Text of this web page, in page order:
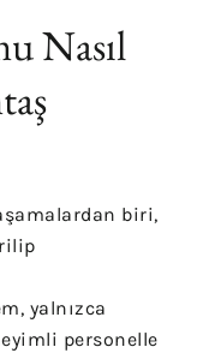
Nasıl
biri,
yalnızca
personelle